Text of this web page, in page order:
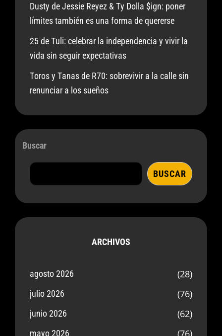
Dusty de Jessie Reyez & Ty Dolla $ign: poner
límites también es una forma de quererse
25 de Tuli: celebrar la independencia y vivir la
vida sin seguir expectativas
Toros y Tanas de R70: sobrevivir a la calle sin
renunciar a los sueños
Buscar
BUSCAR
ARCHIVOS
agosto 2026 (28)
julio 2026 (76)
junio 2026 (62)
mayo 2026 (76)